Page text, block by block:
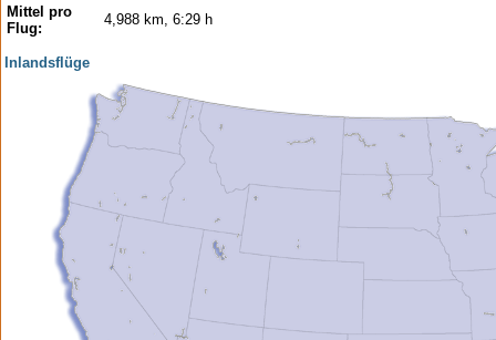
Mittel pro
Flug:
4,988 km, 6:29 h
Inlandsflüge